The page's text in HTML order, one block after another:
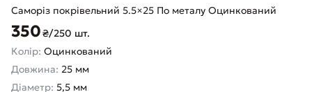
Саморіз покрівельний 5.5×25 По металу Оцинкований
350₴/250 шт.
Колір: Оцинкований
Довжина: 25 мм
Діаметр: 5,5 мм